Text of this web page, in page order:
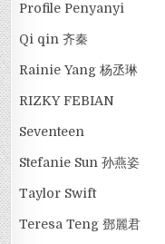
Profile Penyanyi
Qi qin 齐秦
Rainie Yang 杨丞琳
RIZKY FEBIAN
Seventeen
Stefanie Sun 孙燕姿
Taylor Swift
Teresa Teng 鄧麗君